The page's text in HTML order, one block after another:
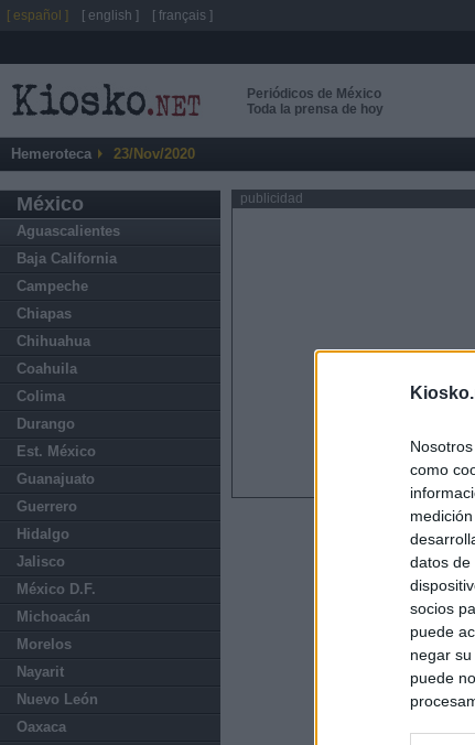
como
datos de
socios
puede
negar
puede
Periódicos de México
Toda la prensa de hoy
Hemeroteca 23/Nov/2020
México
Aguascalientes
Baja California
Campeche
Chiapas
Chihuahua
Coahuila
Colima
Durango
Est. México
Guanajuato
Guerrero
Hidalgo
Jalisco
México D.F.
Michoacán
Morelos
Nayarit
Nuevo León
Oaxaca
publicidad
[ español ] [ english ] [ français ]